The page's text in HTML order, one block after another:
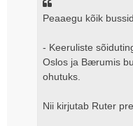
Peaaegu kõik
- Keeruliste
Oslos ja Bærumis
ohutuks.
Nii kirjutab Ruter